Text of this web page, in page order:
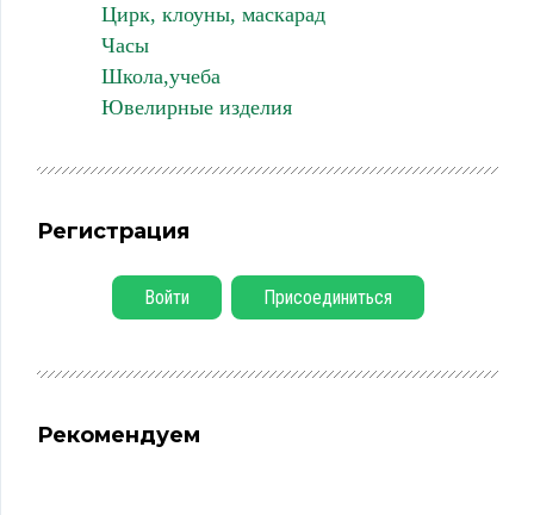
Цирк, клоуны, маскарад
Часы
Школа,учеба
Ювелирные изделия
Регистрация
Войти Присоединиться
Рекомендуем